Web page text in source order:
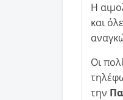
Η
και
Οι
την